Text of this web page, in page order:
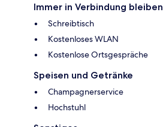
Immer in Verbindung bleiben
Schreibtisch
Kostenloses WLAN
Kostenlose Ortsgespräche
Speisen und Getränke
Champagnerservice
Hochstuhl